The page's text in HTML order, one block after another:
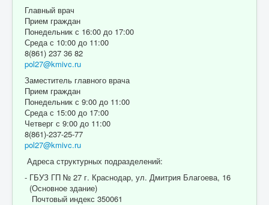
Главный врач
Прием граждан
Понедельник с 16:00 до 17:00
Среда с 10:00 до 11:00
8(861) 237 36 82
pol27@kmivc.ru
Заместитель главного врача
Прием граждан
Понедельник с 9:00 до 11:00
Среда с 15:00 до 17:00
Четверг с 9:00 до 11:00
8(861)-237-25-77
pol27@kmivc.ru
Адреса структурных подразделений:
- ГБУЗ ГП № 27 г. Краснодар, ул. Дмитрия Благоева, 16
(Основное здание)
Почтовый индекс 350061